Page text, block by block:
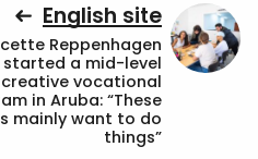
English site
Reppenhagen
started a mid-level
creative vocational
in Aruba: “These
mainly want to do
things”